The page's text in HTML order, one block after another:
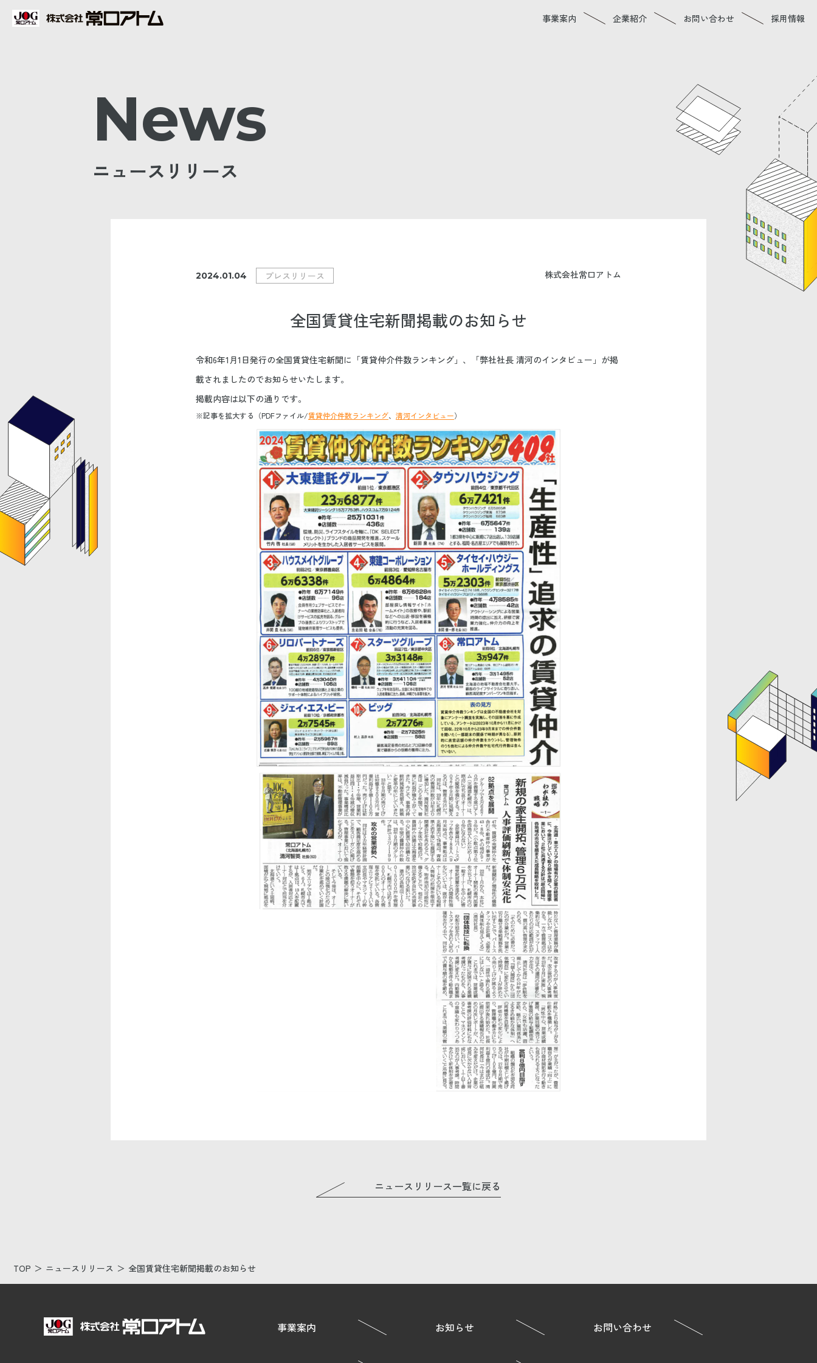
事業案内 企業紹介 お問い合わせ 採用情報
News
ニュースリリース
2024.01.04 プレスリリース 株式会社常口アトム
全国賃貸住宅新聞掲載のお知らせ
令和6年1月1日発行の全国賃貸住宅新聞に「賃貸仲介件数ランキング」、「弊社社長 清河のインタビュー」が掲
載されましたのでお知らせいたします。
掲載内容は以下の通りです。
※記事を拡大する（PDFファイル/賃貸仲介件数ランキング、 清河インタビュー）
ニュースリリース一覧に戻る
TOP ニュースリリース 全国賃貸住宅新聞掲載のお知らせ
事業案内 お知らせ お問い合わせ